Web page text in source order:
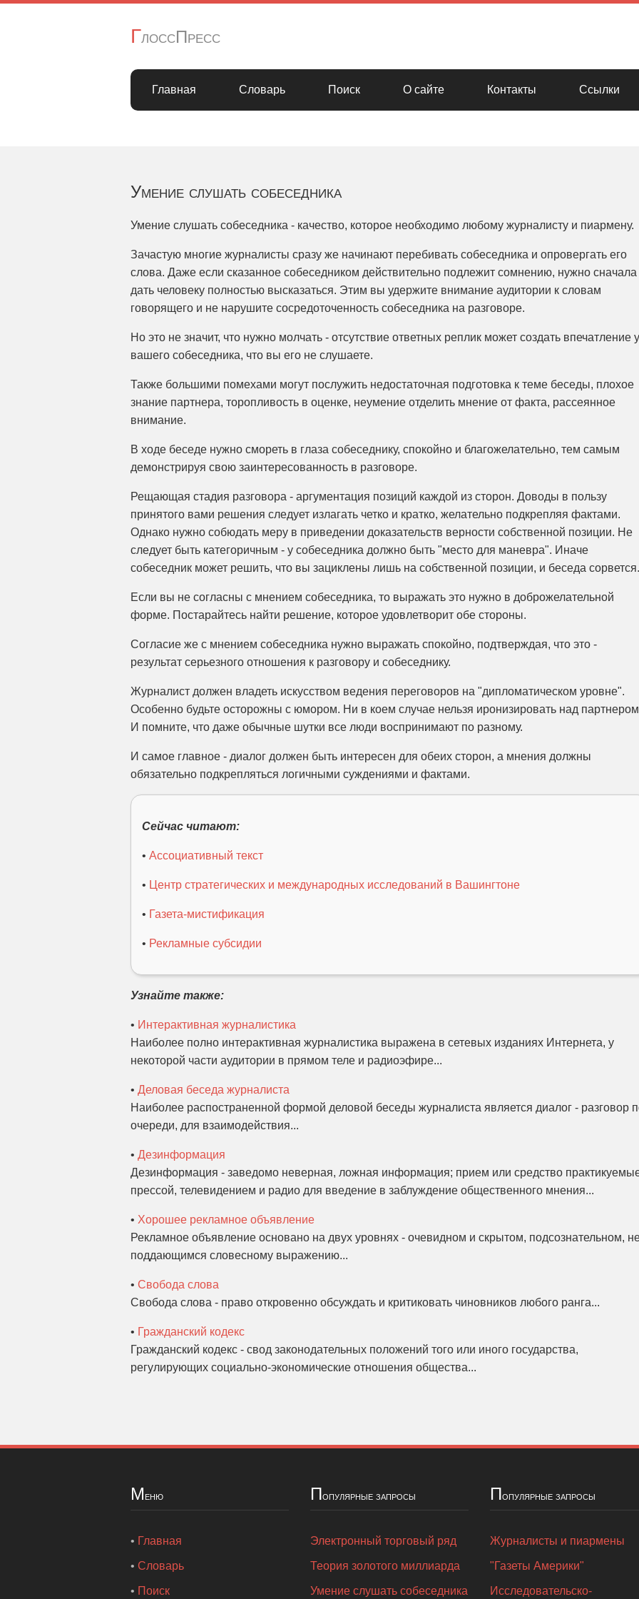
ГлоссПресс
Главная Словарь Поиск О сайте Контакты Ссылки
Умение слушать собеседника
Умение слушать собеседника - качество, которое необходимо любому журналисту и пиармену.
Зачастую многие журналисты сразу же начинают перебивать собеседника и опровергать его
слова. Даже если сказанное собеседником действительно подлежит сомнению, нужно сначала
дать человеку полностью высказаться. Этим вы удержите внимание аудитории к словам
говорящего и не нарушите сосредоточенность собеседника на разговоре.
Но это не значит, что нужно молчать - отсутствие ответных реплик может создать впечатление у
вашего собеседника, что вы его не слушаете.
Также большими помехами могут послужить недостаточная подготовка к теме беседы, плохое
знание партнера, торопливость в оценке, неумение отделить мнение от факта, рассеянное
внимание.
В ходе беседе нужно смореть в глаза собеседнику, спокойно и благожелательно, тем самым
демонстрируя свою заинтересованность в разговоре.
Рещающая стадия разговора - аргументация позиций каждой из сторон. Доводы в пользу
принятого вами решения следует излагать четко и кратко, желательно подкрепляя фактами.
Однако нужно собюдать меру в приведении доказательств верности собственной позиции. Не
следует быть категоричным - у собеседника должно быть "место для маневра". Иначе
собеседник может решить, что вы зациклены лишь на собственной позиции, и беседа сорвется.
Если вы не согласны с мнением собеседника, то выражать это нужно в доброжелательной
форме. Постарайтесь найти решение, которое удовлетворит обе стороны.
Согласие же с мнением собеседника нужно выражать спокойно, подтверждая, что это -
результат серьезного отношения к разговору и собеседнику.
Журналист должен владеть искусством ведения переговоров на "дипломатическом уровне".
Особенно будьте осторожны с юмором. Ни в коем случае нельзя иронизировать над
И помните, что даже обычные шутки все люди воспринимают по разному.
И самое главное - диалог должен быть интересен для обеих сторон, а мнения должны
обязательно подкрепляться логичными суждениями и фактами.
Сейчас читают:
• Ассоциативный текст
• Центр стратегических и международных исследований в Вашингтоне
• Газета-мистификация
• Рекламные субсидии
Узнайте также:
• Интерактивная журналистика
Наиболее полно интерактивная журналистика выражена в сетевых изданиях Интернета, у
некоторой части аудитории в прямом теле и радиоэфире...
• Деловая беседа журналиста
Наиболее распостраненной формой деловой беседы журналиста является диалог - разговор
очереди, для взаимодействия...
• Дезинформация
Дезинформация - заведомо неверная, ложная информация; прием или средство
прессой, телевидением и радио для введение в заблуждение общественного мнения...
• Хорошее рекламное объявление
Рекламное объявление основано на двух уровнях - очевидном и скрытом, подсознательном,
поддающимся словесному выражению...
• Свобода слова
Свобода слова - право откровенно обсуждать и критиковать чиновников любого ранга...
• Гражданский кодекс
Гражданский кодекс - свод законодательных положений того или иного государства,
регулирующих социально-экономические отношения общества...
Меню
• Главная
• Словарь
• Поиск
Популярные запросы
Электронный торговый ряд
Теория золотого миллиарда
Умение слушать собеседника
Популярные запросы
Журналисты и пиармены
"Газеты Америки"
Исследовательско-